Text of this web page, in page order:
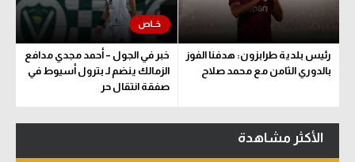
رئيس بلدية طرابزون: هدفنا الفوز
بالدوري الثامن مع محمد صلاح
خبر في الجول – أحمد مجدي مدافع
الزمالك ينضم لـ بترول أسيوط في
صفقة انتقال حر
الأكثر مشاهدة